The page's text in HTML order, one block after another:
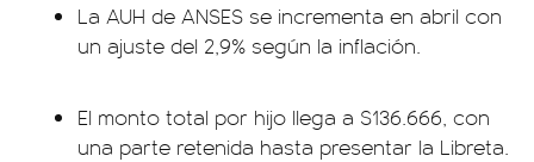
La AUH de ANSES se incrementa en abril con
un ajuste del 2,9% según la inflación.
El monto total por hijo llega a $136.666, con
una parte retenida hasta presentar la Libreta.